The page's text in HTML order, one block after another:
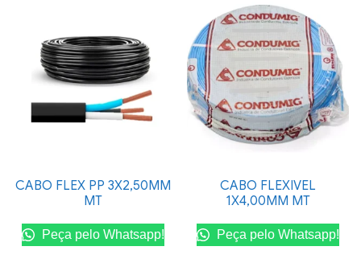
CABO FLEX PP 3X2,50MM
MT
Peça pelo Whatsapp!
CABO FLEXIVEL
1X4,00MM MT
Peça pelo Whatsapp!